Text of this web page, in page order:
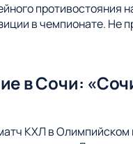
в чемпионате. Не
в Сочи:
КХЛ в